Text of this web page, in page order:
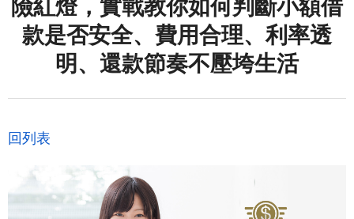
險紅燈，實戰教你如何判斷小額借
款是否安全、費用合理、利率透
明、還款節奏不壓垮生活
回列表